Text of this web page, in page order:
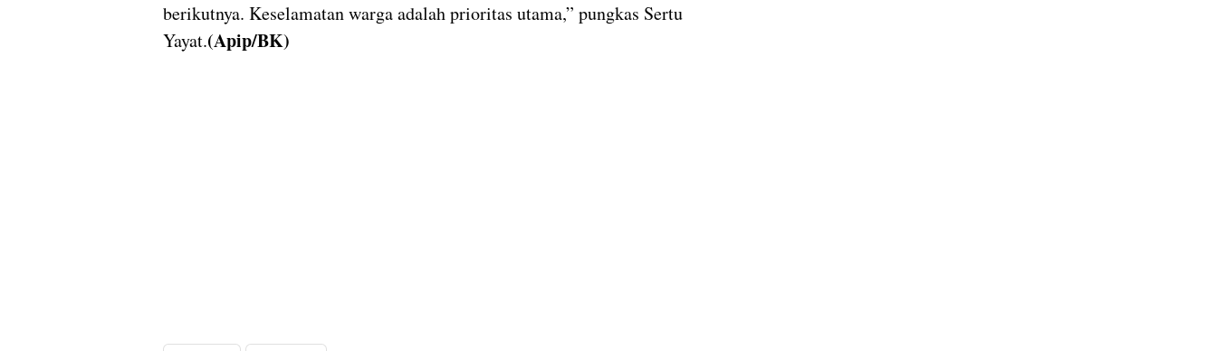
berikutnya. Keselamatan warga adalah prioritas utama,” pungkas Sertu
Yayat.(Apip/BK)